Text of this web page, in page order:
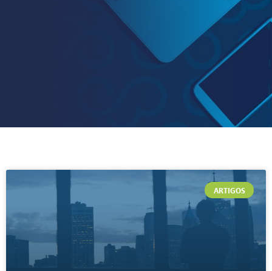
ARTIGOS